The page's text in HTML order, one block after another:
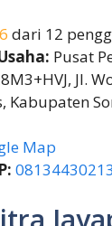
dari 12
Pusat
Jl.
Kabupaten
Map